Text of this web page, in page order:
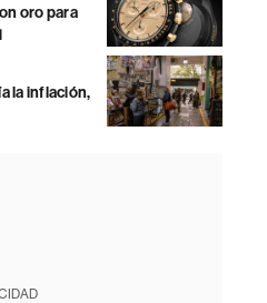
oro para
la inflación,